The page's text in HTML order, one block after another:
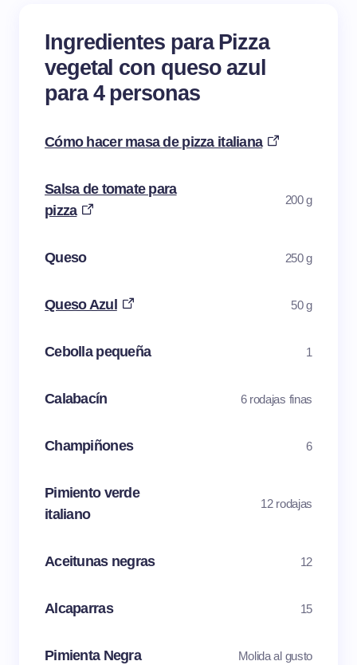
Ingredientes para Pizza
vegetal con queso azul
para 4 personas
Cómo hacer masa de pizza italiana
Salsa de tomate para
pizza
200 g
Queso 250 g
Queso Azul 50 g
Cebolla pequeña 1
Calabacín 6 rodajas finas
Champiñones 6
Pimiento verde
italiano
12 rodajas
Aceitunas negras 12
Alcaparras 15
Pimienta Negra Molida al gusto